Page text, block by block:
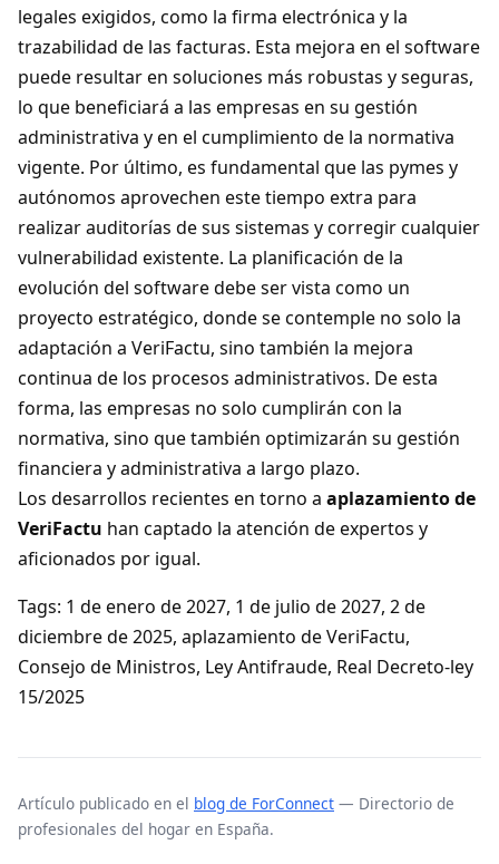
legales exigidos, como la firma electrónica y la
trazabilidad de las facturas. Esta mejora en el software
puede resultar en soluciones más robustas y seguras,
lo que beneficiará a las empresas en su gestión
administrativa y en el cumplimiento de la normativa
vigente. Por último, es fundamental que las pymes y
autónomos aprovechen este tiempo extra para
realizar auditorías de sus sistemas y corregir cualquier
vulnerabilidad existente. La planificación de la
evolución del software debe ser vista como un
proyecto estratégico, donde se contemple no solo la
adaptación a VeriFactu, sino también la mejora
continua de los procesos administrativos. De esta
forma, las empresas no solo cumplirán con la
normativa, sino que también optimizarán su gestión
financiera y administrativa a largo plazo.
Los desarrollos recientes en torno a aplazamiento de
VeriFactu han captado la atención de expertos y
aficionados por igual.
Tags: 1 de enero de 2027, 1 de julio de 2027, 2 de
diciembre de 2025, aplazamiento de VeriFactu,
Consejo de Ministros, Ley Antifraude, Real Decreto-ley
15/2025
Artículo publicado en el blog de ForConnect — Directorio de
profesionales del hogar en España.